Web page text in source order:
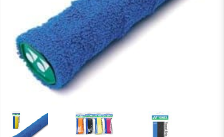
Тестові ракетки
Гравці Yonex
Намотки
Гравці Yonex